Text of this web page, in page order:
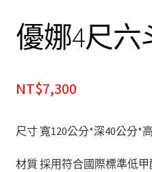
臥室系列
雙人床＆單人床
床墊&彈簧床
優娜4尺六
NT$7,300
尺寸 寬120公分*深40公分*
材質 採用符合國際標準低